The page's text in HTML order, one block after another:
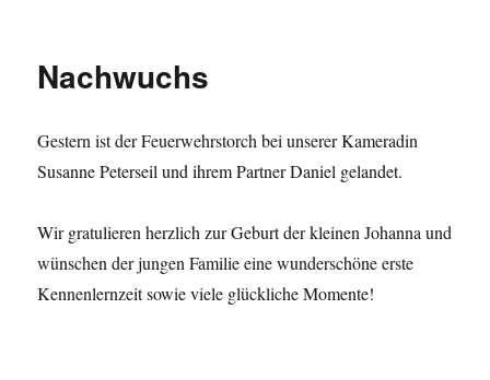
Nachwuchs
Gestern ist der Feuerwehrstorch bei unserer Kameradin
Susanne Peterseil und ihrem Partner Daniel gelandet.
Wir gratulieren herzlich zur Geburt der kleinen Johanna und
wünschen der jungen Familie eine wunderschöne erste
Kennenlernzeit sowie viele glückliche Momente!